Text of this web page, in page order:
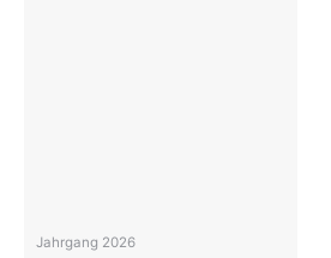
Jahrgang 2026